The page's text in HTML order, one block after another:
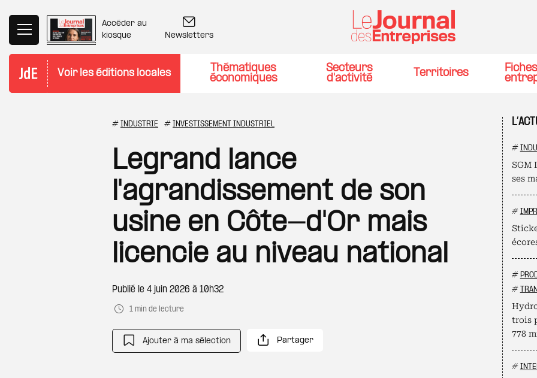
Accéder au
kiosque
Newsletters
Voir les éditions locales
Thématiques
économiques
Secteurs
d'activité
Territoires
Fiches
# INDUSTRIE # INVESTISSEMENT INDUSTRIEL
Legrand lance
l'agrandissement de son
usine en Côte-d'Or mais
licencie au niveau national
Publié le 4 juin 2026 à 10h32
1 min de lecture
Ajouter à ma sélection Partager
#
SGM
ses
#
#
#
trois
778
#